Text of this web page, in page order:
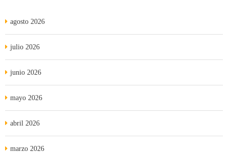
agosto 2026
julio 2026
junio 2026
mayo 2026
abril 2026
marzo 2026